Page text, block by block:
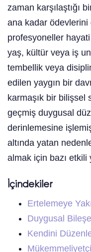
zaman karşılaştığı
ana kadar ödevlerini
profesyoneller
yaş, kültür veya iş
tembellik veya
edilen yaygın bir
karmaşık bir bilişsel
geçmiş duygusal
derinlemesine
altında yatan
almak için bazı etkili
İçindekiler
Ertelemeye
Duygusal
Kendini